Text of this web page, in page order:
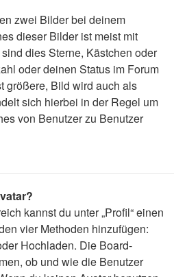
zwei Bilder bei deinem
dieser Bilder ist meist mit
dies Sterne, Kästchen oder
oder deinen Status im Forum
größere, Bild wird auch als
sich hierbei in der Regel um
von Benutzer zu Benutzer
kannst du unter „Profil“ einen
vier Methoden hinzufügen:
Hochladen. Die Board-
ob und wie die Benutzer